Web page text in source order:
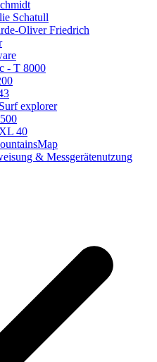
Schatull
Oliver Friedrich
- T 8000
explorer
40
& Messgerätenutzung